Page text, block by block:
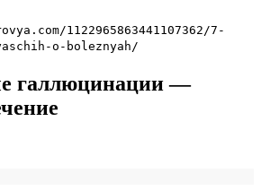
1122965863441107362/7-
o-boleznyah/
галлюцинации —